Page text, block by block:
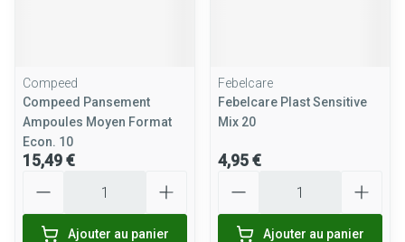
Compeed
Compeed Pansement
Ampoules Moyen Format
Econ. 10
15,49 €
Ajouter au panier
Febelcare
Febelcare Plast Sensitive
Mix 20
4,95 €
Ajouter au panier